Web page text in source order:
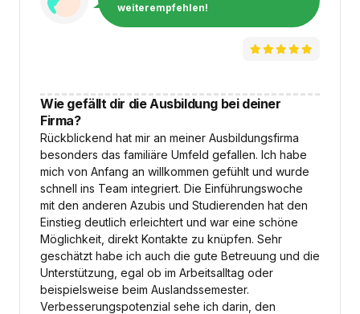
weiterempfehlen!
Wie gefällt dir die Ausbildung bei deiner
Firma?
Rückblickend hat mir an meiner Ausbildungsfirma
besonders das familiäre Umfeld gefallen. Ich habe
mich von Anfang an willkommen gefühlt und wurde
schnell ins Team integriert. Die Einführungswoche
mit den anderen Azubis und Studierenden hat den
Einstieg deutlich erleichtert und war eine schöne
Möglichkeit, direkt Kontakte zu knüpfen. Sehr
geschätzt habe ich auch die gute Betreuung und die
Unterstützung, egal ob im Arbeitsalltag oder
beispielsweise beim Auslandssemester.
Verbesserungspotenzial sehe ich darin, den